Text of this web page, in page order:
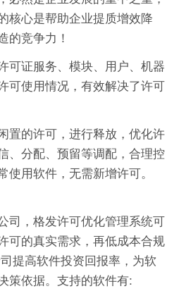
核心是帮助企业提质增效降
的竞争力！
可证服务、模块、用户、机器
可使用情况，有效解决了许可
置的许可，进行释放，优化许
、分配、预留等调配，合理控
用软件，无需新增许可。
司，格发许可优化管理系统可
可的真实需求，再低成本合规
提高软件投资回报率，为软
策依据。支持的软件有: